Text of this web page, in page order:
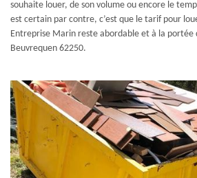
souhaite louer, de son volume ou encore le
est certain par contre, c’est que le tarif pour
Entreprise Marin reste abordable et à la portée
Beuvrequen 62250.